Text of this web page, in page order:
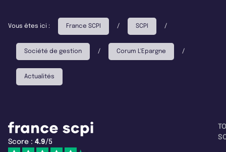
Vous êtes ici : France SCPI / SCPI /
Société de gestion / Corum L'Epargne /
Actualités
Score : 4.9/5